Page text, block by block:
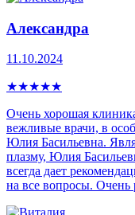
Александра
11.10.2024
★★★★★
Очень хорошая
вежливые врачи, в
Юлия Басильевна.
плазму, Юлия
всегда дает
на все вопросы. Очень